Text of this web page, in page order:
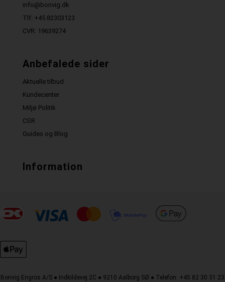
info@bonvig.dk
Tlf: +45 82303123
CVR: 19639274
Anbefalede sider
Aktuelle tilbud
Kundecenter
Miljø Politik
CSR
Guides og Blog
Information
Bonvig Engros A/S ● Indkildevej 2C ● 9210 Aalborg SØ ● Telefon: +45 82 30 31 23